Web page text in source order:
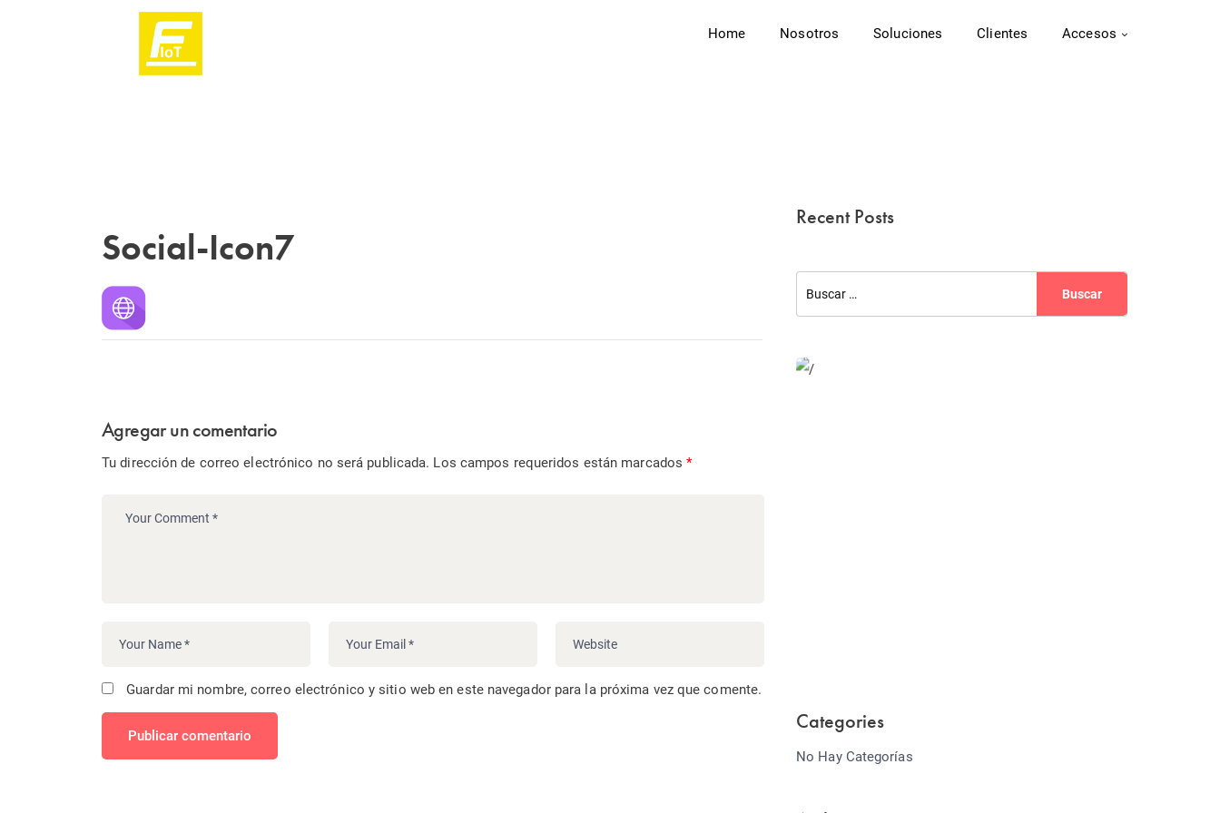
Home Nosotros Soluciones Clientes Accesos
Social-Icon7
Agregar un comentario
Tu dirección de correo electrónico no será publicada. Los campos requeridos están marcados*
Guardar mi nombre, correo electrónico y sitio web en este navegador para la próxima vez que comente.
Publicar comentario
Recent Posts
Categories
No Hay Categorías